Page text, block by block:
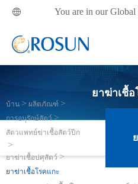
 You are in our Global
ยาฆ่าเชื้
บ้าน
ผลิตภัณฑ์
การอนุรักษ์สัตว์
สัตวแพทย์ฆ่าเชื้อสัตว์ปีก
ยาฆ่าเชื้อปศุสัตว์
ยาฆ่าเชื้อโรคแกะ